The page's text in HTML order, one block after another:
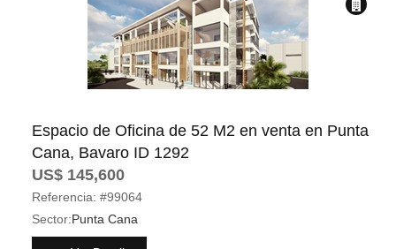
Espacio de Oficina de 52 M2 en venta en Punta
Cana, Bavaro ID 1292
US$ 145,600
Referencia: #99064
Sector:Punta Cana